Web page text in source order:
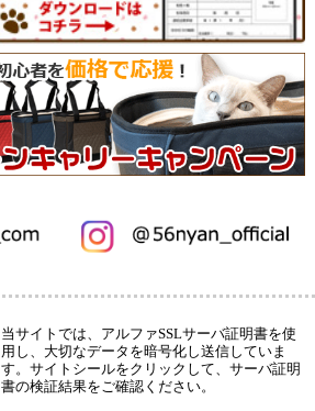
当サイトでは、アルファSSLサーバ証明書を使
用し、大切なデータを暗号化し送信していま
す。サイトシールをクリックして、サーバ証明
書の検証結果をご確認ください。